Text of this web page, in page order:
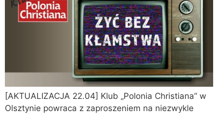
[AKTUALIZACJA 22.04] Klub „Polonia Christiana” w
Olsztynie powraca z zaproszeniem na niezwykle